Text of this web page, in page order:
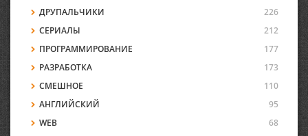
ДРУПАЛЬЧИКИ
226
СЕРИАЛЫ
212
ПРОГРАММИРОВАНИЕ
177
РАЗРАБОТКА
173
СМЕШНОЕ
110
АНГЛИЙСКИЙ
95
WEB
68